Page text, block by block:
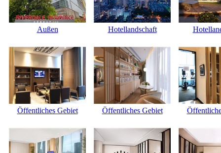
Außen Hotellandschaft
Öffentliches Gebiet Öffentliches Gebiet